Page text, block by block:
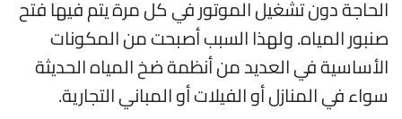
الحاجة دون تشغيل الموتور في كل مرة يتم فيها فتح
صنبور المياه. ولهذا السبب أصبحت من المكونات
الأساسية في العديد من أنظمة ضخ المياه الحديثة
سواء في المنازل أو الفيلات أو المباني التجارية.